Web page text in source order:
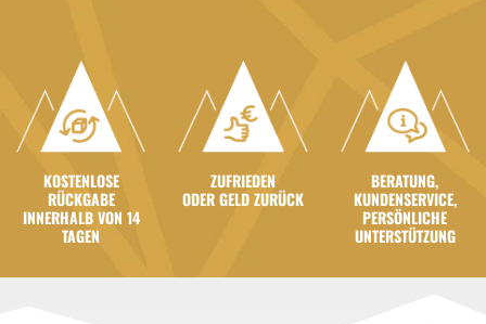
KOSTENLOSE
RÜCKGABE
INNERHALB VON 14
TAGEN
ZUFRIEDEN
ODER GELD ZURÜCK
BERATUNG,
KUNDENSERVICE,
PERSÖNLICHE
UNTERSTÜTZUNG